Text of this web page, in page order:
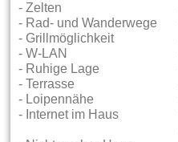
- Zelten
- Rad- und Wanderwege
- Grillmöglichkeit
- W-LAN
- Ruhige Lage
- Terrasse
- Loipennähe
- Internet im Haus